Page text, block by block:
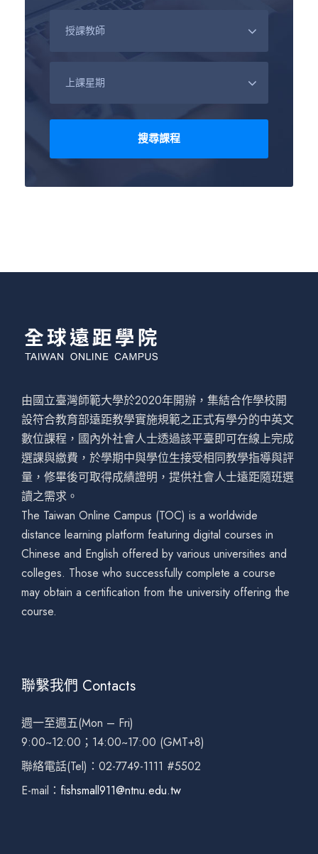
由國立臺灣師範大學於2020年開辦，集結合作學校開
設符合教育部遠距教學實施規範之正式有學分的中英文
數位課程，國內外社會人士透過該平臺即可在線上完成
選課與繳費，於學期中與學位生接受相同教學指導與評
量，修畢後可取得成績證明，提供社會人士遠距隨班選
讀之需求。
The Taiwan Online Campus (TOC) is a worldwide
distance learning platform featuring digital courses in
Chinese and English offered by various universities and
colleges. Those who successfully complete a course
may obtain a certification from the university offering the
course.
聯繫我們 Contacts
週一至週五(Mon – Fri)
9:00~12:00；14:00~17:00 (GMT+8)
聯絡電話(Tel)：02-7749-1111 #5502
E-mail： fishsmall911@ntnu.edu.tw